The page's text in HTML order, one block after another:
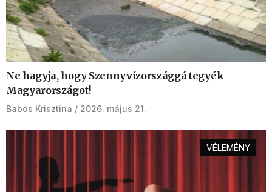
Ne hagyja, hogy Szennyvízországgá tegyék
Magyarországot!
Babos Krisztina 2026. május 21.
VÉLEMÉNY